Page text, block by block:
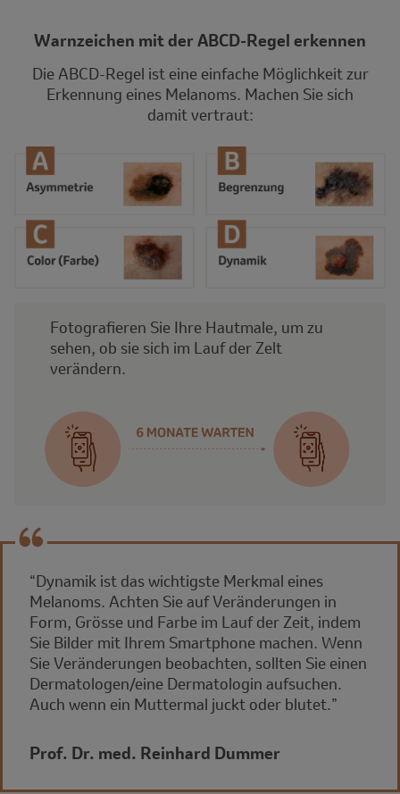
Warnzeichen mit der ABCD-Regel erkennen
Die ABCD-Regel ist eine einfache Möglichkeit zur
Erkennung eines Melanoms. Machen Sie sich
damit vertraut:
Fotografieren Sie Ihre Hautmale, um zu
sehen, ob sie sich im Lauf der Zelt
verändern.
“Dynamik ist das wichtigste Merkmal eines
Melanoms. Achten Sie auf Veränderungen in
Form, Grösse und Farbe im Lauf der Zeit, indem
Sie Bilder mit Ihrem Smartphone machen. Wenn
Sie Veränderungen beobachten, sollten Sie einen
Dermatologen/eine Dermatologin aufsuchen.
Auch wenn ein Muttermal juckt oder blutet.”
Prof. Dr. med. Reinhard Dummer